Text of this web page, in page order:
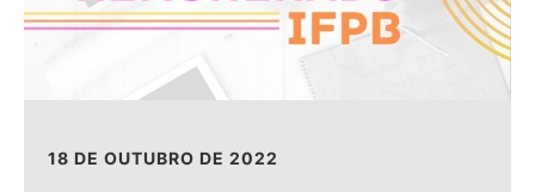
18 DE OUTUBRO DE 2022